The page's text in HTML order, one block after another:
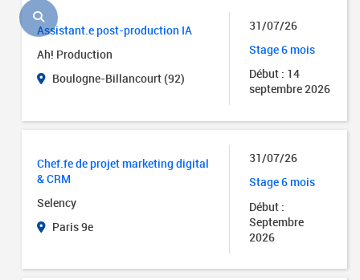
Assistant.e post-production IA
Ah! Production
Boulogne-Billancourt (92)
31/07/26
Stage 6 mois
Début : 14
septembre 2026
Chef.fe de projet marketing digital
& CRM
Selency
Paris 9e
31/07/26
Stage 6 mois
Début :
Septembre
2026